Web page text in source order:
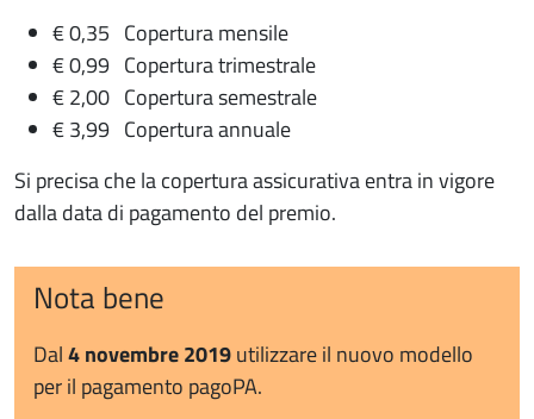
€ 0,35 Copertura mensile
€ 0,99 Copertura trimestrale
€ 2,00 Copertura semestrale
€ 3,99 Copertura annuale
Si precisa che la copertura assicurativa entra in vigore
dalla data di pagamento del premio.
Nota bene
Dal4 novembre 2019utilizzare il nuovo modello
per il pagamento pagoPA.